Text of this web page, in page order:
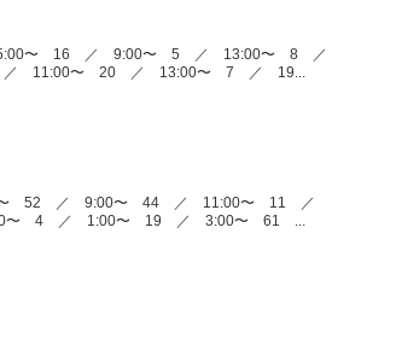
5:00〜 16 ／ 9:00〜 5 ／ 13:00〜 8 ／
／ 11:00〜 20 ／ 13:00〜 7 ／ 19...
〜 52 ／ 9:00〜 44 ／ 11:00〜 11 ／
〜 4 ／ 1:00〜 19 ／ 3:00〜 61 ...